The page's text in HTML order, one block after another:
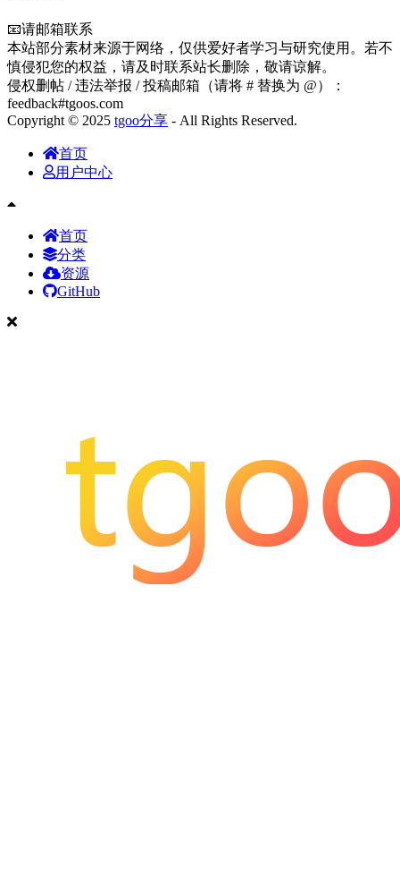
📧请邮箱联系
本站部分素材来源于网络，仅供爱好者学习与研究使用。若不
慎侵犯您的权益，请及时联系站长删除，敬请谅解。
侵权删帖 / 违法举报 / 投稿邮箱（请将 # 替换为 @）：
feedback#tgoos.com
Copyright © 2025 tgoo分享 - All Rights Reserved.
首页
用户中心
首页
分类
资源
GitHub